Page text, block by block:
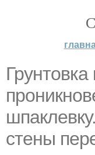
Грунтовка
стены